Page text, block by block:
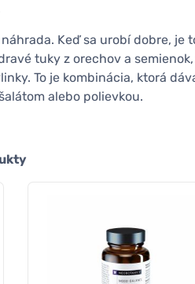
Keď sa urobí dobre, je
tuky z orechov a
To je kombinácia, ktorá
alebo polievkou.